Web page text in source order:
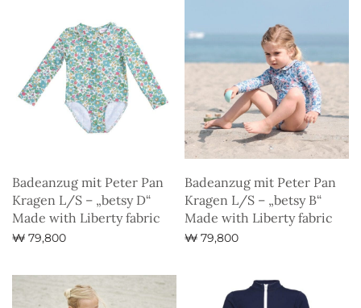
Badeanzug mit Peter Pan
Kragen L/S – „betsy D“
Made with Liberty fabric
₩ 79,800
Badeanzug mit Peter Pan
Kragen L/S – „betsy B“
Made with Liberty fabric
₩ 79,800